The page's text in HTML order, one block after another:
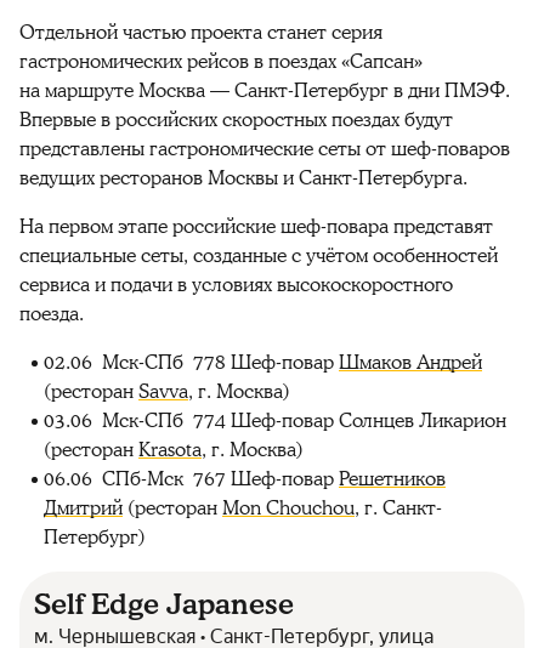
Отдельной частью проекта станет серия
гастрономических рейсов в поездах «Сапсан»
на маршруте Москва — Санкт-Петербург в дни ПМЭФ.
Впервые в российских скоростных поездах будут
представлены гастрономические сеты от шеф-поваров
ведущих ресторанов Москвы и Санкт-Петербурга.
На первом этапе российские шеф-повара представят
специальные сеты, созданные с учётом особенностей
сервиса и подачи в условиях высокоскоростного
поезда.
02.06 Мск-СПб 778 Шеф-поварШмаков Андрей
(ресторанSavva, г. Москва)
03.06 Мск-СПб 774 Шеф-повар Солнцев Ликарион
(ресторанKrasota, г. Москва)
06.06 СПб-Мск 767 Шеф-поварРешетников
Дмитрий (ресторанMon Chouchou, г. Санкт-
Петербург)
Self Edge Japanese
м. Чернышевская • Санкт-Петербург, улица